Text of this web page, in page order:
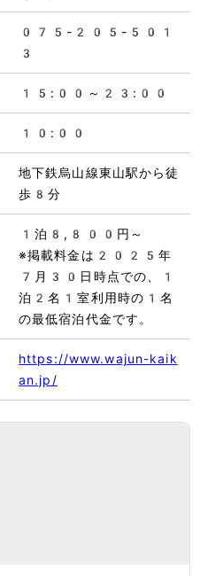
075-205-501
3
15:00～23:00
10:00
地下鉄烏山線東山駅から徒
歩8分
1泊8,800円～
※掲載料金は2025年
7月30日時点での、1
泊2名1室利用時の1名
の最低宿泊代金です。
https://www.wajun-kaik
an.jp/